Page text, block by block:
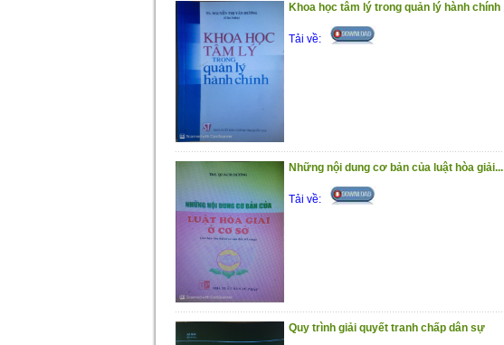
Khoa học tâm lý trong quản lý hành chính
Tải về:
Những nội dung cơ bản của luật hòa giải...
Tải về:
Quy trình giải quyết tranh chấp dân sự